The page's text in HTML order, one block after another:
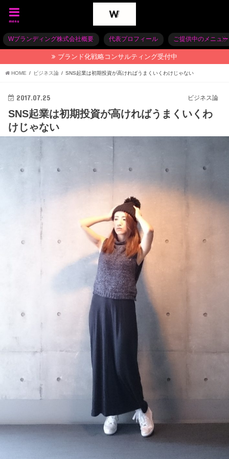
menu
Wブランディング株式会社概要 代表プロフィール ご提供中のメニュー
ブランド化戦略コンサルティング受付中
HOME ビジネス論 SNS起業は初期投資が高ければうまくいくわけじゃない
ビジネス論
2017.07.25
SNS起業は初期投資が高ければうまくいくわ
けじゃない